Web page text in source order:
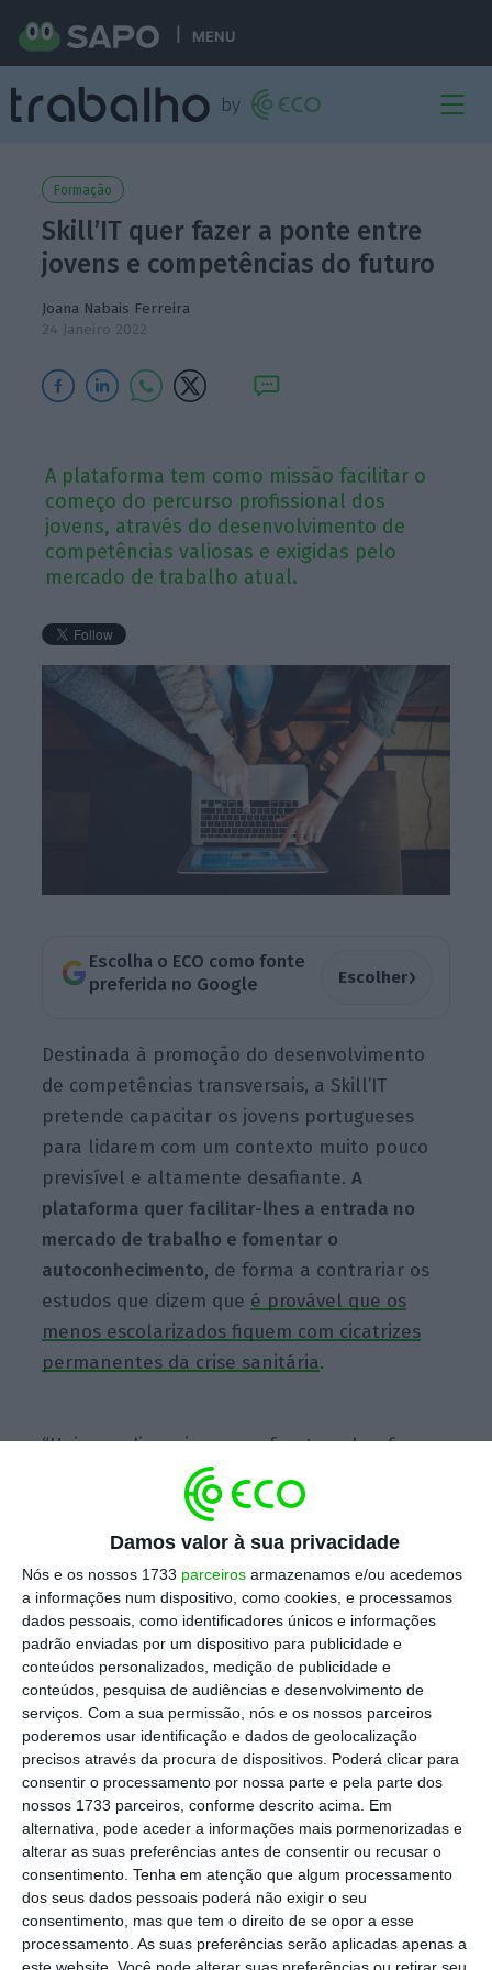
Damos valor à sua privacidade
Nós e os nossos 1733 parceiros armazenamos e/ou acedemos
a informações num dispositivo, como cookies, e processamos
dados pessoais, como identificadores únicos e informações
padrão enviadas por um dispositivo para publicidade e
conteúdos personalizados, medição de publicidade e
conteúdos, pesquisa de audiências e desenvolvimento de
serviços. Com a sua permissão, nós e os nossos parceiros
poderemos usar identificação e dados de geolocalização
precisos através da procura de dispositivos. Poderá clicar para
consentir o processamento por nossa parte e pela parte dos
nossos 1733 parceiros, conforme descrito acima. Em
alternativa, pode aceder a informações mais pormenorizadas e
alterar as suas preferências antes de consentir ou recusar o
consentimento. Tenha em atenção que algum processamento
dos seus dados pessoais poderá não exigir o seu
consentimento, mas que tem o direito de se opor a esse
processamento. As suas preferências serão aplicadas apenas a
MENU
Formação
Skill’IT quer fazer a ponte entre
jovens e competências do futuro
Joana Nabais Ferreira
24 Janeiro 2022
A plataforma tem como missão facilitar o
começo do percurso profissional dos
jovens, através do desenvolvimento de
competências valiosas e exigidas pelo
mercado de trabalho atual.
Escolha o ECO como fonte
preferida no Google
Escolher›
Destinada à promoção do desenvolvimento
de competências transversais, a Skill’IT
pretende capacitar os jovens portugueses
para lidarem com um contexto muito pouco
previsível e altamente desafiante.A
plataforma quer facilitar-lhes a entrada no
mercado de trabalho e fomentar o
autoconhecimento, de forma a contrariar os
estudos que dizem que é provável que os
menos escolarizados fiquem com cicatrizes
permanentes da crise sanitária.
“Hoje em dia os jovens enfrentam desafios
sem precedentes, a nível social, económico e
ambiental, impulsionados pela crescente
globalização, avanços tecnológicos e
incertezas dos tempos, tornando mais difícil
omatchingentre as competências exigidas
pelo mercado de trabalho e as características
dos jovens”, começa por explicar Joana
Guimarães, coordenadora de projetos de
inovação social na TESE – Associação para o
Desenvolvimento, à Pessoas.
Nesse sentido, é essencial aumentar o acesso
a oportunidades que permitam aos
profissionais de amanhã investirem no
desenho dos seus futuros percursos
profissionais, defende.